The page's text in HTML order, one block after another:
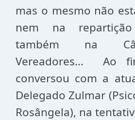
mas o mesmo não
nem na
também na
Vereadores... Ao
conversou com a
Delegado Zulmar
Rosângela), na